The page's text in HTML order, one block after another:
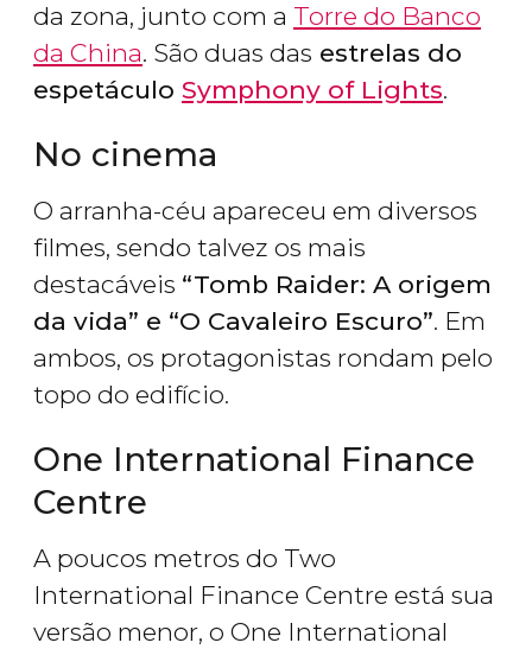
da zona, junto com a Torre do Banco
da China. São duas das estrelas do
espetáculo Symphony of Lights.
No cinema
O arranha-céu apareceu em diversos
filmes, sendo talvez os mais
destacáveis “Tomb Raider: A origem
da vida” e “O Cavaleiro Escuro”. Em
ambos, os protagonistas rondam pelo
topo do edifício.
One International Finance
Centre
A poucos metros do Two
International Finance Centre está sua
versão menor, o One International